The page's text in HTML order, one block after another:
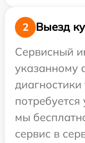
2
Выезд
Сервисный
указанному
мы
сервис в